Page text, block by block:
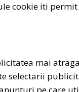
cookie iti
mai
selectarii